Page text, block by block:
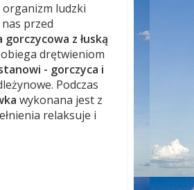
organizm ludzki
przed
gorczycowa z łuską
drętwieniom
- gorczyca i
Podczas
wykonana jest z
relaksuje i